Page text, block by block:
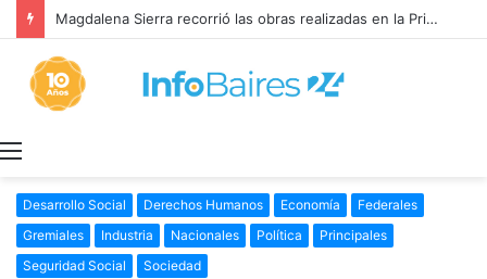
Desarrollo Social Derechos Humanos Economía
Federales
Gremiales
Industria Nacionales Política
Principales
Seguridad Social
Sociedad